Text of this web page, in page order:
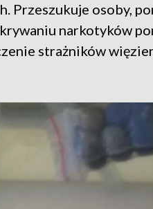
Przeszukuje osoby,
narkotyków
strażników